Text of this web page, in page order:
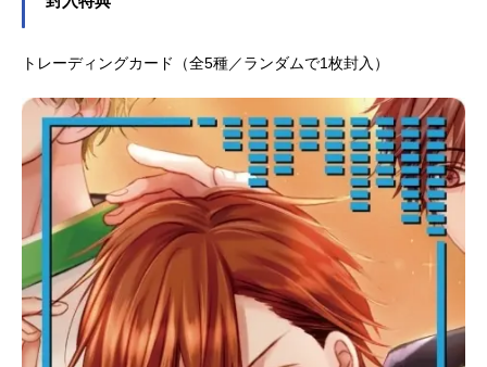
トレーディングカード（全5種／ランダムで1枚封入）